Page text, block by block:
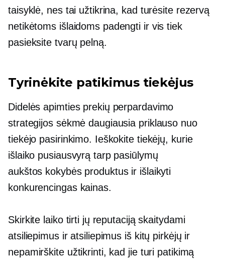
taisyklė, nes tai užtikrina, kad turėsite rezervą
netikėtoms išlaidoms padengti ir vis tiek
pasieksite tvarų pelną.
Tyrinėkite patikimus tiekėjus
Didelės apimties prekių perpardavimo
strategijos sėkmė daugiausia priklauso nuo
tiekėjo pasirinkimo. Ieškokite tiekėjų, kurie
išlaiko pusiausvyrą tarp pasiūlymų
aukštos kokybėsproduktus ir išlaikyti
konkurencingas kainas.
Skirkite laiko tirti jų reputaciją skaitydami
atsiliepimus ir atsiliepimus iš kitų pirkėjų ir
nepamirškite užtikrinti, kad jie turi patikimą